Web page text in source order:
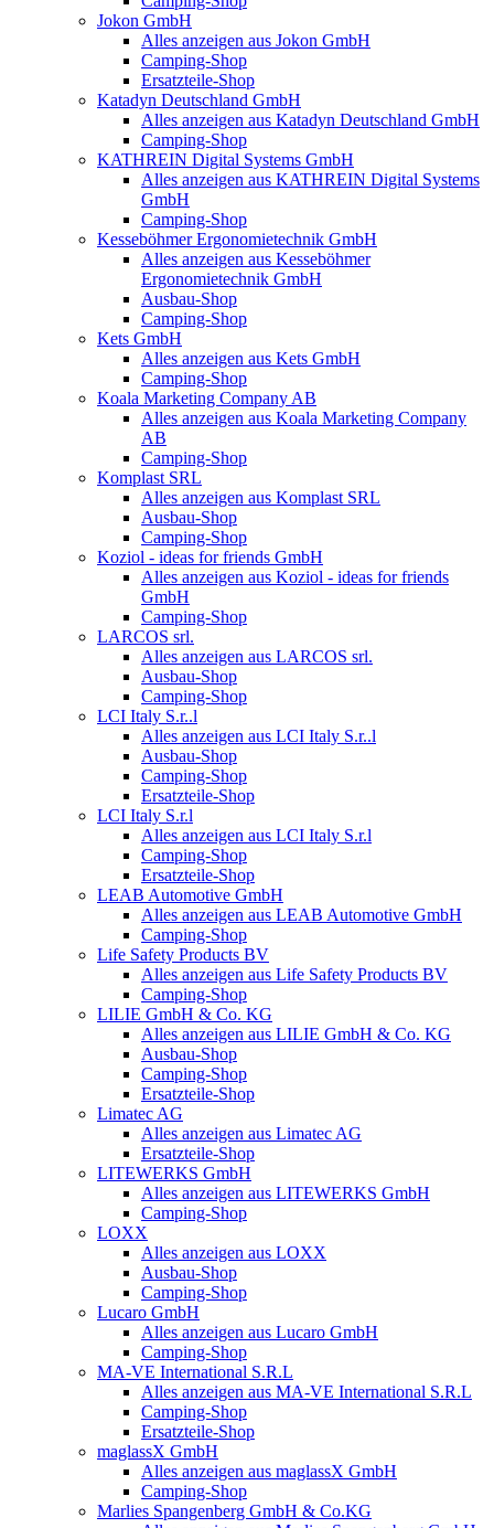
Jokon GmbH
Alles anzeigen aus Jokon GmbH
Camping-Shop
Ersatzteile-Shop
Katadyn Deutschland GmbH
Alles anzeigen aus Katadyn Deutschland GmbH
Camping-Shop
KATHREIN Digital Systems GmbH
Alles anzeigen aus KATHREIN Digital Systems
GmbH
Camping-Shop
Kesseböhmer Ergonomietechnik GmbH
Alles anzeigen aus Kesseböhmer
Ergonomietechnik GmbH
Ausbau-Shop
Camping-Shop
Kets GmbH
Alles anzeigen aus Kets GmbH
Camping-Shop
Koala Marketing Company AB
Alles anzeigen aus Koala Marketing Company
AB
Camping-Shop
Komplast SRL
Alles anzeigen aus Komplast SRL
Ausbau-Shop
Camping-Shop
Koziol - ideas for friends GmbH
Alles anzeigen aus Koziol - ideas for friends
GmbH
Camping-Shop
LARCOS srl.
Alles anzeigen aus LARCOS srl.
Ausbau-Shop
Camping-Shop
LCI Italy S.r..l
Alles anzeigen aus LCI Italy S.r..l
Ausbau-Shop
Camping-Shop
Ersatzteile-Shop
LCI Italy S.r.l
Alles anzeigen aus LCI Italy S.r.l
Camping-Shop
Ersatzteile-Shop
LEAB Automotive GmbH
Alles anzeigen aus LEAB Automotive GmbH
Camping-Shop
Life Safety Products BV
Alles anzeigen aus Life Safety Products BV
Camping-Shop
LILIE GmbH & Co. KG
Alles anzeigen aus LILIE GmbH & Co. KG
Ausbau-Shop
Camping-Shop
Ersatzteile-Shop
Limatec AG
Alles anzeigen aus Limatec AG
Ersatzteile-Shop
LITEWERKS GmbH
Alles anzeigen aus LITEWERKS GmbH
Camping-Shop
LOXX
Alles anzeigen aus LOXX
Ausbau-Shop
Camping-Shop
Lucaro GmbH
Alles anzeigen aus Lucaro GmbH
Camping-Shop
MA-VE International S.R.L
Alles anzeigen aus MA-VE International S.R.L
Camping-Shop
Ersatzteile-Shop
maglassX GmbH
Alles anzeigen aus maglassX GmbH
Camping-Shop
Marlies Spangenberg GmbH & Co.KG